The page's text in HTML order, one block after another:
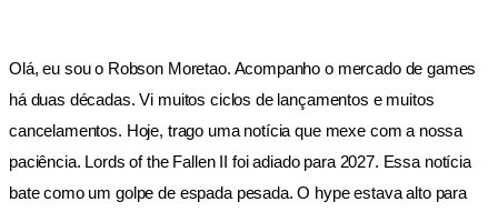
Olá, eu sou o Robson Moretao. Acompanho o mercado de games
há duas décadas. Vi muitos ciclos de lançamentos e muitos
cancelamentos. Hoje, trago uma notícia que mexe com a nossa
paciência. Lords of the Fallen II foi adiado para 2027. Essa notícia
bate como um golpe de espada pesada. O hype estava alto para